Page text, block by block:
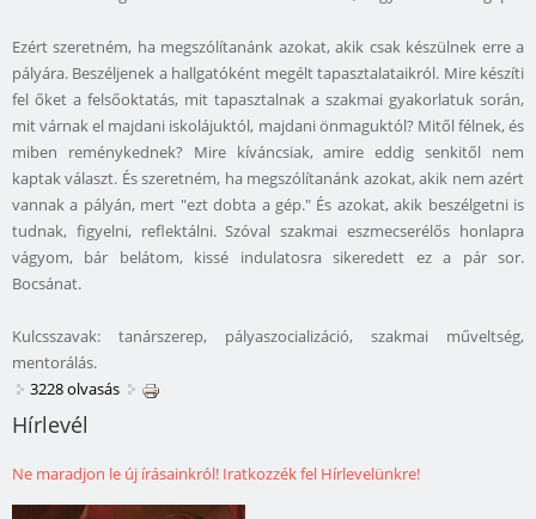
Ezért szeretném, ha megszólítanánk azokat, akik csak készülnek erre a
pályára. Beszéljenek a hallgatóként megélt tapasztalataikról. Mire készíti
fel őket a felsőoktatás, mit tapasztalnak a szakmai gyakorlatuk során,
mit várnak el majdani iskolájuktól, majdani önmaguktól? Mitől félnek, és
miben reménykednek? Mire kíváncsiak, amire eddig senkitől nem
kaptak választ. És szeretném, ha megszólítanánk azokat, akik nem azért
vannak a pályán, mert "ezt dobta a gép." És azokat, akik beszélgetni is
tudnak, figyelni, reflektálni. Szóval szakmai eszmecserélős honlapra
vágyom, bár belátom, kissé indulatosra sikeredett ez a pár sor.
Bocsánat.
Kulcsszavak: tanárszerep, pályaszocializáció, szakmai műveltség,
mentorálás.
3228 olvasás
Hírlevél
Ne maradjon le új írásainkról! Iratkozzék fel Hírlevelünkre!